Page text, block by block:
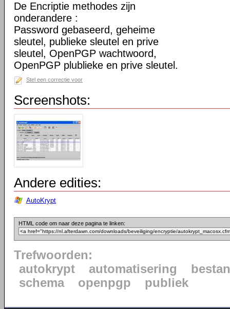
De Encriptie methodes zijn
onderandere :
Password gebaseerd, geheime
sleutel, publieke sleutel en prive
sleutel, OpenPGP wachtwoord,
OpenPGP plublieke en prive sleutel.
Stel een correctie voor
Screenshots:
Andere edities:
AutoKrypt
HTML code om naar deze pagina te linken:
Trefwoorden:
autokrypt
automatisering
schema
openpgp publiek